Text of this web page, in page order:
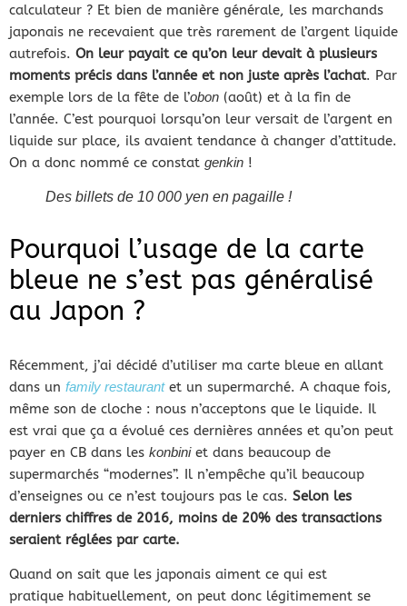
calculateur ? Et bien de manière générale, les marchands
japonais ne recevaient que très rarement de l’argent liquide
autrefois. On leur payait ce qu’on leur devait à plusieurs
moments précis dans l’année et non juste après l’achat. Par
exemple lors de la fête de l’obon (août) et à la fin de
l’année. C’est pourquoi lorsqu’on leur versait de l’argent en
liquide sur place, ils avaient tendance à changer d’attitude.
On a donc nommé ce constat genkin !
Des billets de 10 000 yen en pagaille !
Pourquoi l’usage de la carte
bleue ne s’est pas généralisé
au Japon ?
Récemment, j’ai décidé d’utiliser ma carte bleue en allant
dans un family restaurantet un supermarché. A chaque fois,
même son de cloche : nous n’acceptons que le liquide. Il
est vrai que ça a évolué ces dernières années et qu’on peut
payer en CB dans les konbiniet dans beaucoup de
supermarchés “modernes”. Il n’empêche qu’il beaucoup
d’enseignes ou ce n’est toujours pas le cas. Selon les
derniers chiffres de 2016, moins de 20% des transactions
seraient réglées par carte.
Quand on sait que les japonais aiment ce qui est
pratique habituellement, on peut donc légitimement se